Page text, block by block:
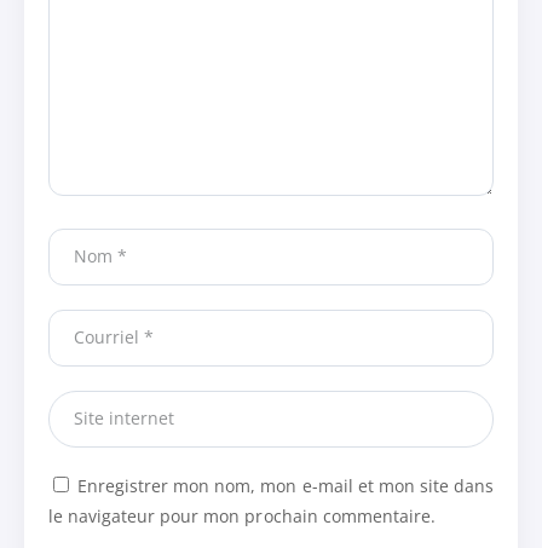
Enregistrer mon nom, mon e-mail et mon site dans
le navigateur pour mon prochain commentaire.